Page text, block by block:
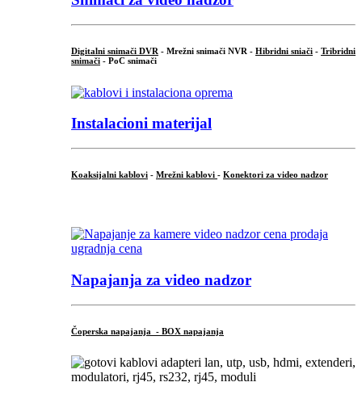
Digitalni snimači DVR - Mrežni snimači NVR - Hibridni sniači - Tribridni
snimači - PoC snimači
Instalacioni materijal
Koaksijalni kablovi - Mrežni kablovi - Konektori za video nadzor
Napajanja za video nadzor
Čoperska napajanja - BOX napajanja